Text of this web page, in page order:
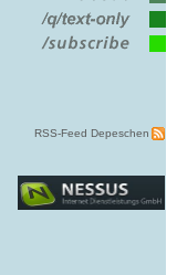
RSS-Feed Depeschen